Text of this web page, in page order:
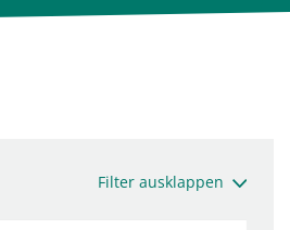
Filter ausklappen